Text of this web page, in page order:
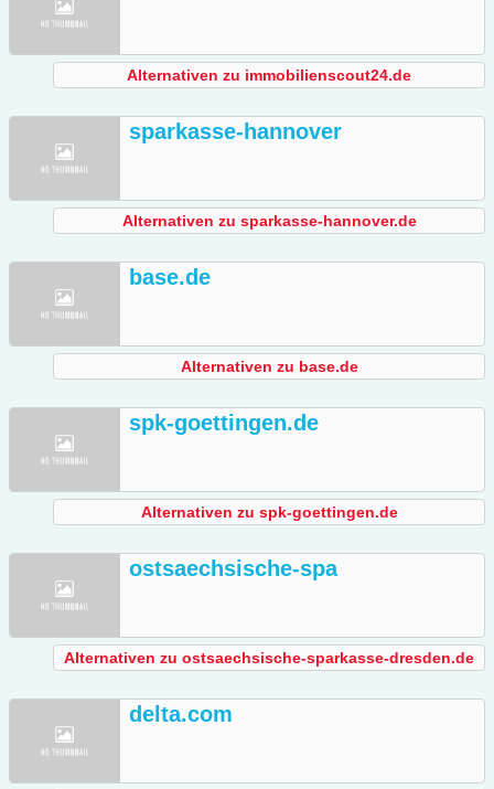
Alternativen zu immobilienscout24.de
sparkasse-hannover
Alternativen zu sparkasse-hannover.de
base.de
Alternativen zu base.de
spk-goettingen.de
Alternativen zu spk-goettingen.de
ostsaechsische-spa
Alternativen zu ostsaechsische-sparkasse-dresden.de
delta.com